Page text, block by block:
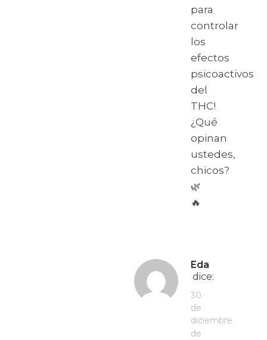
para
controlar
los
efectos
psicoactivos
del
THC!
¿Qué
opinan
ustedes,
chicos?
🌿
🔥
Eda
dice:
30
de
diciembre
de